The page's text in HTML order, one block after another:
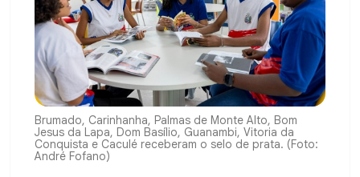
Brumado, Carinhanha, Palmas de Monte Alto, Bom
Jesus da Lapa, Dom Basílio, Guanambi, Vitoria da
Conquista e Caculé receberam o selo de prata. (Foto:
André Fofano)